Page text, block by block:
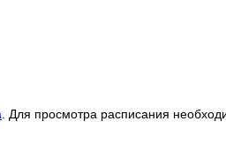
. Для просмотра расписания